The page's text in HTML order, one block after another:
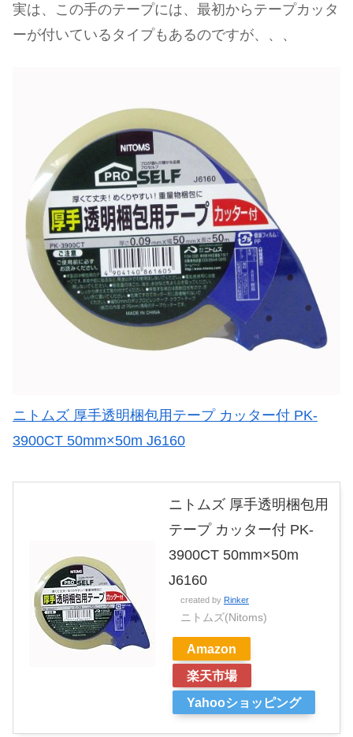
実は、この手のテープには、最初からテープカッタ
ーが付いているタイプもあるのですが、、、
ニトムズ 厚手透明梱包用テープ カッター付 PK‐
3900CT 50mm×50m J6160
ニトムズ 厚手透明梱包用
テープ カッター付 PK‐
3900CT 50mm×50m
J6160
created by Rinker
ニトムズ(Nitoms)
Amazon
楽天市場
Yahooショッピング